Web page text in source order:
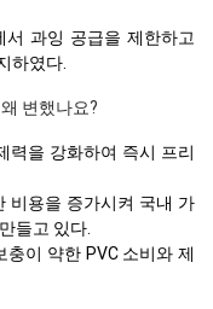
과잉 공급을 제한하고
하였다.
변했나요?
력을 강화하여 즉시 프리
비용을 증가시켜 국내 가
들고 있다.
이 약한 PVC 소비와 제